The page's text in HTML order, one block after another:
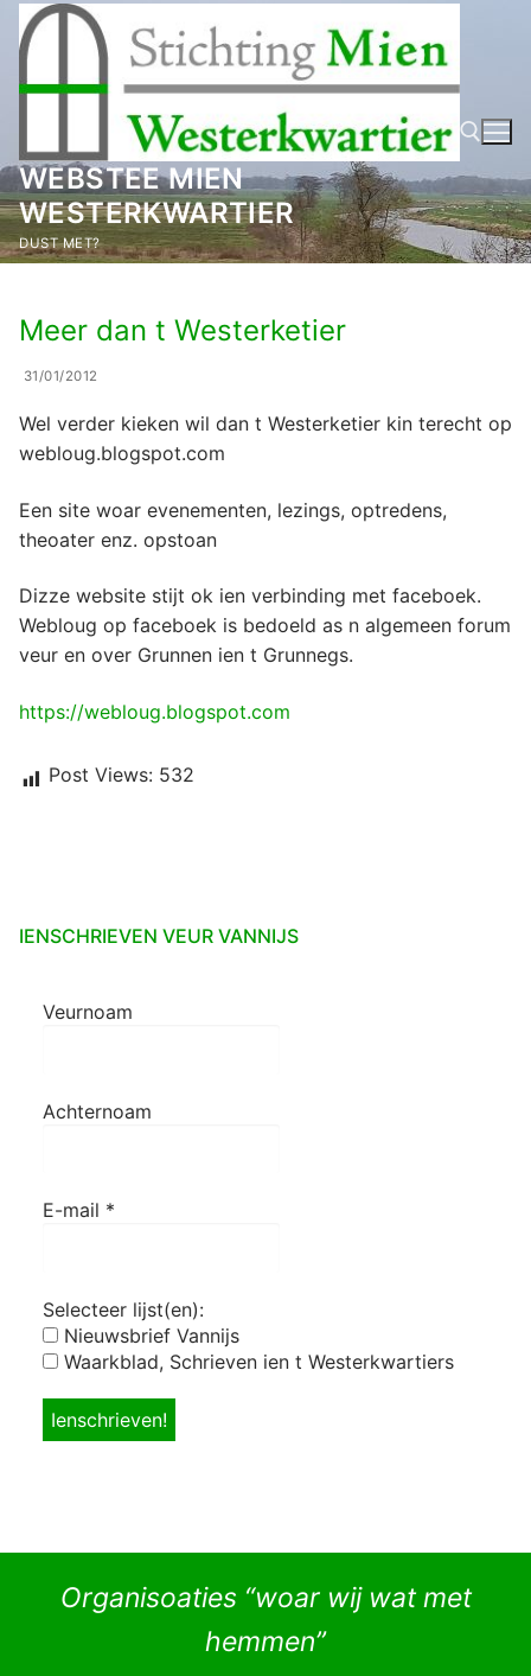
naar
inhoud
WEBSTEE MIEN
WESTERKWARTIER
DUST MET? Zoeken naar:
Meer dan t Westerketier
31/01/2012
Wel verder kieken wil dan t Westerketier kin terecht op
webloug.blogspot.com
Een site woar evenementen, lezings, optredens,
theoater enz. opstoan
Dizze website stijt ok ien verbinding met faceboek.
Webloug op faceboek is bedoeld as n algemeen forum
veur en over Grunnen ien t Grunnegs.
https://webloug.blogspot.com
Post Views: 532
IENSCHRIEVEN VEUR VANNIJS
Veurnoam
Achternoam
E-mail *
Selecteer lijst(en):
Nieuwsbrief Vannijs
Waarkblad, Schrieven ien t Westerkwartiers
Organisoaties “woar wij wat met
hemmen”